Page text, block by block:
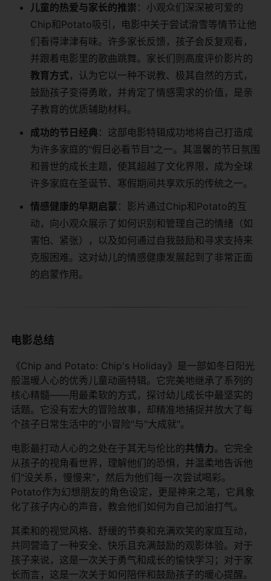
​儿童的热爱与家长的推崇​ ​：小观众们深深被可爱的
Chip和Potato吸引，电影中关于尝试滑雪等情节让他
们看得津津有味。许多家长反馈，孩子会反复观看，
并跟着电影里的歌曲跳舞。家长们则高度评价影片的​
教育方式​​，认为它以一种不说教、极其自然的方式，
鼓励孩子变得勇敢，并肯定了情感需求的价值，是亲
子教育的优质辅助材料。
​成功的节日经典​ ​：这部电影特辑成功地将自己打造成
为许多家庭的"假日必看节目"之一。其温馨的节日氛围
和普世的成长主题，使其超越了文化界限，成为全球
许多家庭在圣诞节、寒假期间共享欢乐的传统之一。
​情感健康的早期启蒙​ ​：影片通过Chip和Potato的互
动，向小观众展示了如何识别和管理自己的情绪（如
害怕、紧张），以及如何通过自我鼓励和寻求支持来
克服困难。这对幼儿的情感健康发展起到了非常正面
的启蒙作用。
电影总结
《Chip and Potato: Chip's Holiday》是一部如冬日阳光
般温暖人心的优秀儿童动画特辑。它完美地继承了系列的
核心精髓——用最柔软的方式，探讨幼儿成长中最坚实的
话题。它没有宏大的冒险故事，却精准地捕捉并放大了每
个孩子日常生活中的"小冒险"与"大成就"。
电影最打动人心的之处在于其无与伦比的​​共情力​​。它完全
从孩子的视角看世界，理解他们的恐惧，并温柔地告诉他
们"没关系，慢慢来"，然后为他们每一次尝试喝彩。
Potato作为幻想朋友的角色设定，更是神来之笔，它具象
化了孩子内心的声音，教会他们如何为自己加油打气。
其柔和的视觉风格、舒缓的节奏和充满欢笑的家庭互动，
共同营造了一种安全、快乐且充满鼓励的观影体验。对于
孩子来说，这是一次关于勇气和成长的愉快学习；对于家
长而言，这是一次关于如何陪伴和鼓励孩子的暖心提醒。